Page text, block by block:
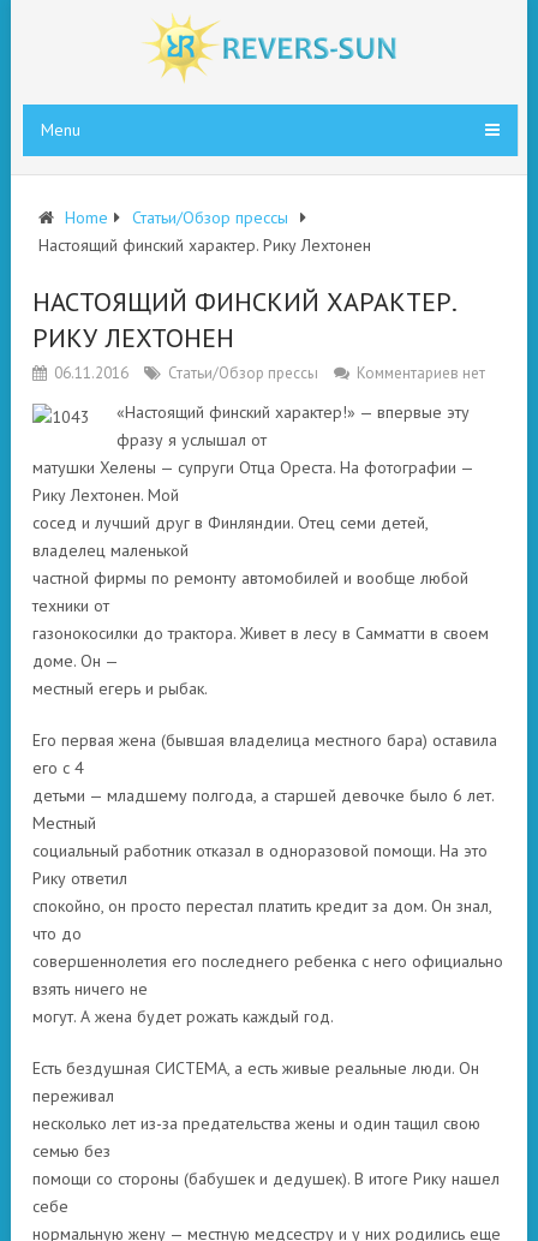
Menu
Home
Статьи/Обзор прессы
Настоящий финский характер. Рику Лехтонен
НАСТОЯЩИЙ ФИНСКИЙ ХАРАКТЕР.
РИКУ ЛЕХТОНЕН
06.11.2016 Статьи/Обзор прессы Комментариев нет
«Настоящий финский характер!» — впервые эту
фразу я услышал от
матушки Хелены — супруги Отца Ореста. На фотографии —
Рику Лехтонен. Мой
сосед и лучший друг в Финляндии. Отец семи детей,
владелец маленькой
частной фирмы по ремонту автомобилей и вообще любой
техники от
газонокосилки до трактора. Живет в лесу в Самматти в своем
доме. Он —
местный егерь и рыбак.
Его первая жена (бывшая владелица местного бара) оставила
его с 4
детьми — младшему полгода, а старшей девочке было 6 лет.
Местный
социальный работник отказал в одноразовой помощи. На это
Рику ответил
спокойно, он просто перестал платить кредит за дом. Он знал,
что до
совершеннолетия его последнего ребенка с него официально
взять ничего не
могут. А жена будет рожать каждый год.
Есть бездушная СИСТЕМА, а есть живые реальные люди. Он
переживал
несколько лет из-за предательства жены и один тащил свою
семью без
помощи со стороны (бабушек и дедушек). В итоге Рику нашел
себе
нормальную жену — местную медсестру и у них родились еще